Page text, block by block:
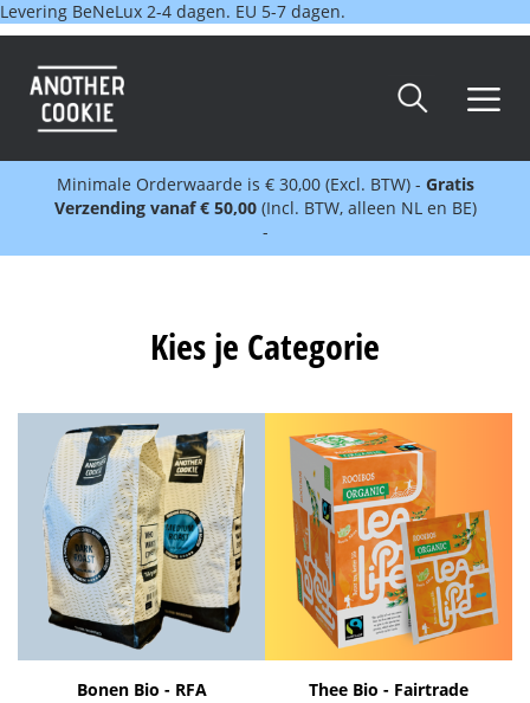
Levering BeNeLux 2-4 dagen. EU 5-7 dagen.
Minimale Orderwaarde is € 30,00 (Excl. BTW) - Gratis
Verzending vanaf € 50,00 (Incl. BTW, alleen NL en BE)
-
Kies je Categorie
Bonen Bio - RFA Thee Bio - Fairtrade